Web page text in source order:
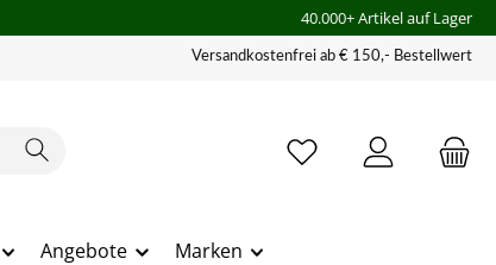
40.000+ Artikel auf Lager
Versandkostenfrei ab € 150,- Bestellwert
Angebote Marken